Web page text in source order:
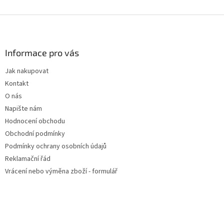
Informace pro vás
Jak nakupovat
Kontakt
O nás
Napište nám
Hodnocení obchodu
Obchodní podmínky
Podmínky ochrany osobních údajů
Reklamační řád
Vrácení nebo výměna zboží - formulář